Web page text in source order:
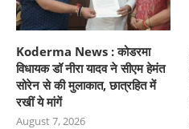
Koderma News : कोडरमा
विधायक डॉ नीरा यादव ने सीएम हेमंत
सोरेन से की मुलाकात, छात्रहित में
रखीं ये मांगें
August 7, 2026